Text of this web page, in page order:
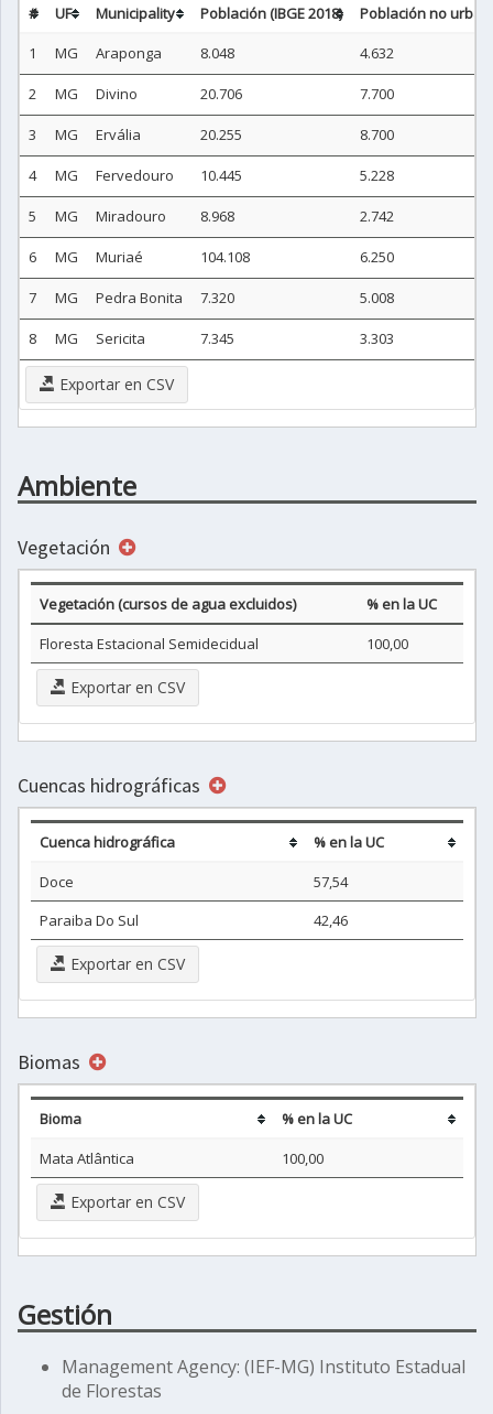
# UF Municipality Población (IBGE 2018)
Población no
1
MG Araponga 8.048 4.632
2 MG Divino 20.706 7.700
3 MG Ervália 20.255 8.700
4 MG Fervedouro 10.445 5.228
5 MG Miradouro 8.968 2.742
6 MG Muriaé 104.108 6.250
7 MG Pedra Bonita 7.320 5.008
8 MG Sericita 7.345 3.303
Exportar en CSV
Ambiente
Vegetación
Vegetación (cursos de agua excluidos)
% en la UC
Floresta Estacional Semidecidual
100,00
Exportar en CSV
Cuencas hidrográficas
Cuenca hidrográfica
% en la UC
Doce
57,54
Paraiba Do Sul
42,46
Exportar en CSV
Biomas
Bioma
% en la UC
Mata Atlântica
100,00
Exportar en CSV
Gestión
Management Agency: (IEF-MG) Instituto Estadual
de Florestas